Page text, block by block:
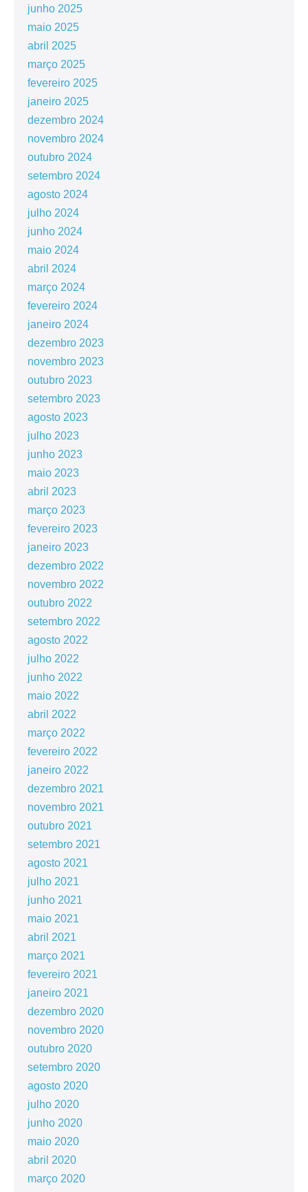
junho 2025
maio 2025
abril 2025
março 2025
fevereiro 2025
janeiro 2025
dezembro 2024
novembro 2024
outubro 2024
setembro 2024
agosto 2024
julho 2024
junho 2024
maio 2024
abril 2024
março 2024
fevereiro 2024
janeiro 2024
dezembro 2023
novembro 2023
outubro 2023
setembro 2023
agosto 2023
julho 2023
junho 2023
maio 2023
abril 2023
março 2023
fevereiro 2023
janeiro 2023
dezembro 2022
novembro 2022
outubro 2022
setembro 2022
agosto 2022
julho 2022
junho 2022
maio 2022
abril 2022
março 2022
fevereiro 2022
janeiro 2022
dezembro 2021
novembro 2021
outubro 2021
setembro 2021
agosto 2021
julho 2021
junho 2021
maio 2021
abril 2021
março 2021
fevereiro 2021
janeiro 2021
dezembro 2020
novembro 2020
outubro 2020
setembro 2020
agosto 2020
julho 2020
junho 2020
maio 2020
abril 2020
março 2020